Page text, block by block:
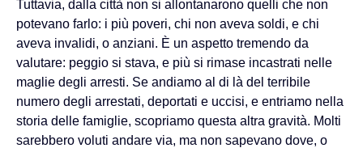
Tuttavia, dalla città non si allontanarono quelli che non
potevano farlo: i più poveri, chi non aveva soldi, e chi
aveva invalidi, o anziani. È un aspetto tremendo da
valutare: peggio si stava, e più si rimase incastrati nelle
maglie degli arresti. Se andiamo al di là del terribile
numero degli arrestati, deportati e uccisi, e entriamo nella
storia delle famiglie, scopriamo questa altra gravità. Molti
sarebbero voluti andare via, ma non sapevano dove, o